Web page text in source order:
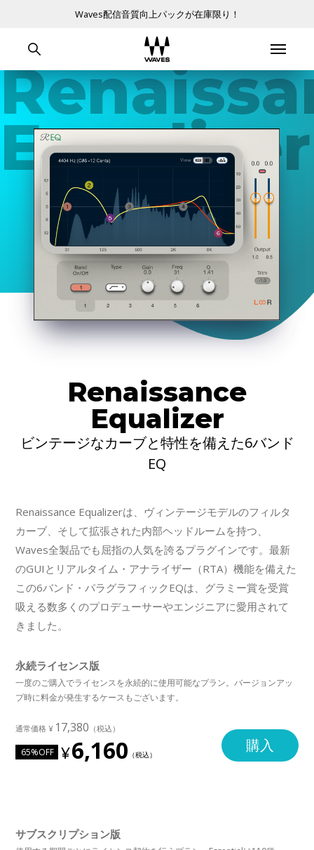
Waves配信音質向上パックが在庫限り！
Equalizer
Renaissance
Equalizer
ビンテージなカーブと特性を備えた6バンド
EQ
Renaissance Equalizerは、ヴィンテージモデルのフィルタ
カーブ、そして拡張された内部ヘッドルームを持つ、
Waves全製品でも屈指の人気を誇るプラグインです。最新
のGUIとリアルタイム・アナライザー（RTA）機能を備えた
この6バンド・パラグラフィックEQは、グラミー賞を受賞
吸える数多くのプロデューサーやエンジニアに愛用されて
きました。
永続ライセンス版
一度のご購入でライセンスを永続的に使用可能なプラン。バージョンアッ
プ時に料金が発生するケースもございます。
17,380
65%OFF 6,160 購入
サブスクリプション版